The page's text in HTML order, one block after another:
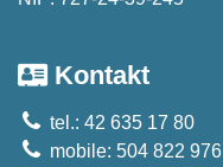
Kontakt
tel.: 42 635 17 80
mobile: 504 822 976